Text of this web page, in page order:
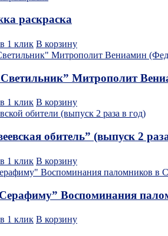
раскраска
1 клик В корзину
Митрополит
1 клик В корзину
обитель” (выпуск 2
1 клик В корзину
Воспоминания
1 клик В корзину